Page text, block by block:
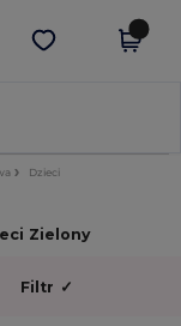
Pobierz app
Dzieci
Zielony
Filtr ✓